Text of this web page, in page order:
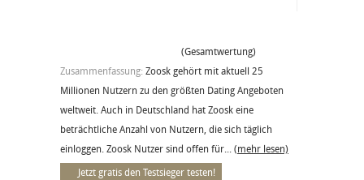
(Gesamtwertung)
Zusammenfassung: Zoosk gehört mit aktuell 25
Millionen Nutzern zu den größten Dating Angeboten
weltweit. Auch in Deutschland hat Zoosk eine
beträchtliche Anzahl von Nutzern, die sich täglich
einloggen. Zoosk Nutzer sind offen für... (mehr lesen)
Jetzt gratis den Testsieger testen!